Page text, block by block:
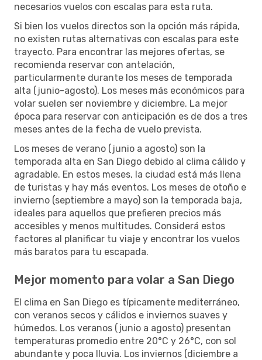
necesarios vuelos con escalas para esta ruta.
Si bien los vuelos directos son la opción más rápida,
no existen rutas alternativas con escalas para este
trayecto. Para encontrar las mejores ofertas, se
recomienda reservar con antelación,
particularmente durante los meses de temporada
alta (junio-agosto). Los meses más económicos para
volar suelen ser noviembre y diciembre. La mejor
época para reservar con anticipación es de dos a tres
meses antes de la fecha de vuelo prevista.
Los meses de verano (junio a agosto) son la
temporada alta en San Diego debido al clima cálido y
agradable. En estos meses, la ciudad está más llena
de turistas y hay más eventos. Los meses de otoño e
invierno (septiembre a mayo) son la temporada baja,
ideales para aquellos que prefieren precios más
accesibles y menos multitudes. Considerá estos
factores al planificar tu viaje y encontrar los vuelos
más baratos para tu escapada.
Mejor momento para volar a San Diego
El clima en San Diego es típicamente mediterráneo,
con veranos secos y cálidos e inviernos suaves y
húmedos. Los veranos (junio a agosto) presentan
temperaturas promedio entre 20°C y 26°C, con sol
abundante y poca lluvia. Los inviernos (diciembre a